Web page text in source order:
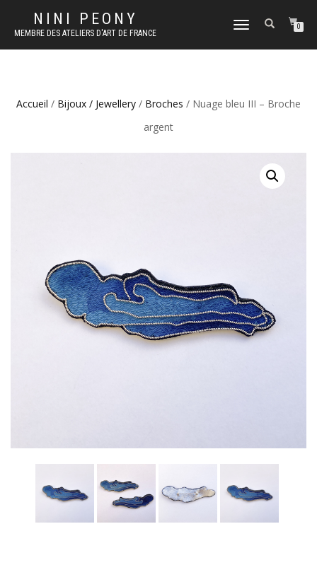
NINI PEONY
MEMBRE DES ATELIERS D'ART DE FRANCE
DÉPLIER
NAVIGATION
0
Accueil / Bijoux / Jewellery / Broches / Nuage bleu III – Broche
argent